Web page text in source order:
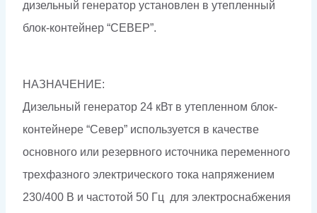
дизельный генератор установлен в утепленный
блок-контейнер “СЕВЕР”.
НАЗНАЧЕНИЕ:
Дизельный генератор 24 кВт в утепленном блок-
контейнере “Север” используется в качестве
основного или резервного источника переменного
трехфазного электрического тока напряжением
230/400 В и частотой 50 Гц для электроснабжения